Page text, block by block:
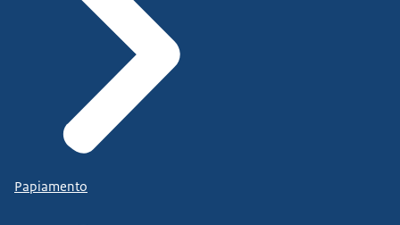
Papiamento